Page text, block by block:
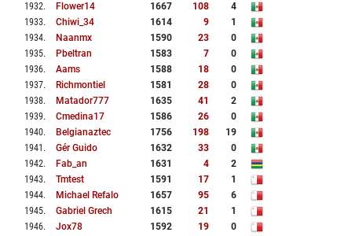
1932. Flower14 1667 108
4
1933. Chiwi_34 1614 9
1
1934. Naanmx 1590 23
0
1935. Pbeltran 1583 7
0
1936. Aams 1588 18
0
1937. Richmontiel 1581 28
0
1938. Matador777 1635 41
2
1939. Cmedina17 1586 26
0
1940. Belgianaztec 1756 198
19
1941 . Gér Guido 1632 33
0
1942. Fab_an 1631 4
2
1943. Tmtest 1591 17
1
1944. Michael Refalo 1657 95
6
1945. Gabriel Grech 1615 21
1
1946. Jox78 1592 19
0